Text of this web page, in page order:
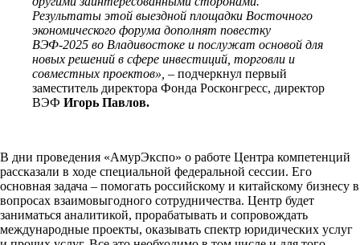
Результаты этой выездной площадки Восточного
экономического форума дополнят повестку
ВЭФ-2025 во Владивостоке и послужат основой для
новых решений в сфере инвестиций, торговли и
совместных проектов», – подчеркнул первый
заместитель директора Фонда Росконгресс, директор
ВЭФ Игорь Павлов.
В дни проведения «АмурЭкспо» о работе Центра компетенций
рассказали в ходе специальной федеральной сессии. Его
основная задача – помогать российскому и китайскому бизнесу в
вопросах взаимовыгодного сотрудничества. Центр будет
заниматься аналитикой, прорабатывать и сопровождать
международные проекты, оказывать спектр юридических услуг